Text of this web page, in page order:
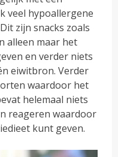
veel hypoallergene
zijn snacks zoals
alleen maar het
en verder niets
eiwitbron. Verder
waardoor het
helemaal niets
reageren waardoor
kunt geven.